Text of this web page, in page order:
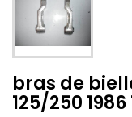
bras de
125/250 1986